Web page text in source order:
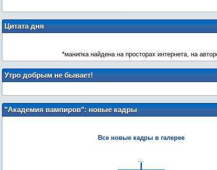
Цитата дня
*манипка найдена на просторах интернета, на
Утро добрым не бывает!
"Академия вампиров": новые кадры
Все новые кадры в галерее
...